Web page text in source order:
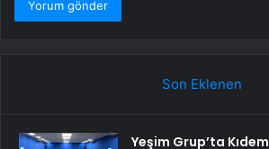
Son Eklenen
Yeşim Grup’ta